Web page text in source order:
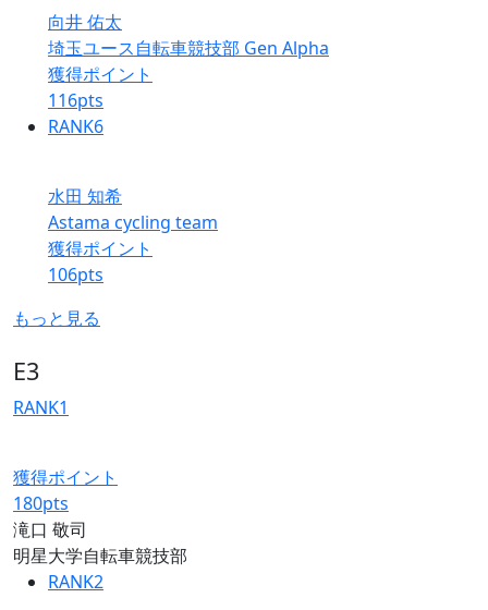
向井 佑太
埼玉ユース自転車競技部 Gen Alpha
獲得ポイント
116pts
RANK6
水田 知希
Astama cycling team
獲得ポイント
106pts
もっと見る
E3
RANK1
獲得ポイント
180pts
滝口 敬司
明星大学自転車競技部
RANK2